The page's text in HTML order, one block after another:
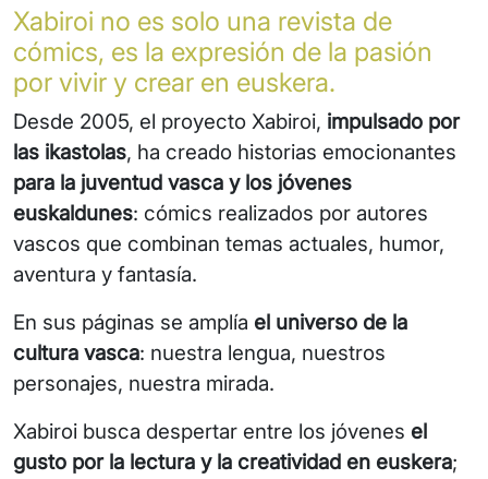
Xabiroi no es solo una revista de
cómics, es la expresión de la pasión
por vivir y crear en euskera.
Desde 2005, el proyecto Xabiroi, impulsado por
las ikastolas, ha creado historias emocionantes
para la juventud vasca y los jóvenes
euskaldunes: cómics realizados por autores
vascos que combinan temas actuales, humor,
aventura y fantasía.
En sus páginas se amplía el universo de la
cultura vasca: nuestra lengua, nuestros
personajes, nuestra mirada.
Xabiroi busca despertar entre los jóvenes el
gusto por la lectura y la creatividad en euskera;